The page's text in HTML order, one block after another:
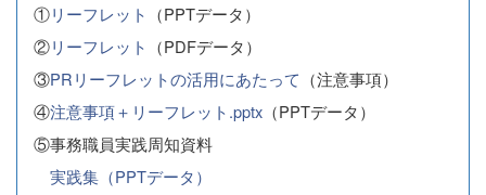
①リーフレット （PPTデータ）
②リーフレット （PDFデータ）
③PRリーフレットの活用にあたって （注意事項）
④注意事項＋リーフレット.pptx （PPTデータ）
⑤事務職員実践周知資料
実践集（PPTデータ）